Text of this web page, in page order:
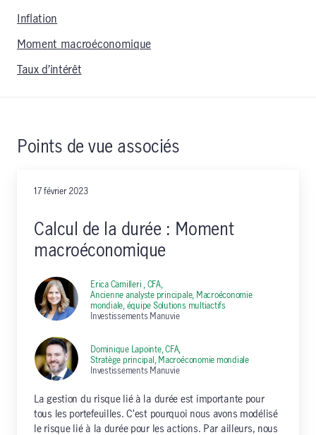
Inflation
Moment macroéconomique
Taux d’intérêt
Points de vue associés
17 février 2023
Calcul de la durée : Moment
macroéconomique
Erica Camilleri , CFA,
Ancienne analyste principale, Macroéconomie
mondiale, équipe Solutions multiactifs
Investissements Manuvie
Dominique Lapointe, CFA,
Stratège principal, Macroéconomie mondiale
Investissements Manuvie
La gestion du risque lié à la durée est importante pour
tous les portefeuilles. C’est pourquoi nous avons modélisé
le risque lié à la durée pour les actions. Par ailleurs, nous